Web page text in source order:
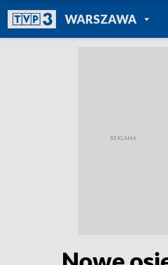
WARSZAWAPOWRÓT DO
TVP REGIONY